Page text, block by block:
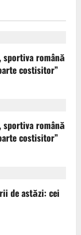
sportiva română
costisitor”
sportiva română
costisitor”
de astăzi: cei